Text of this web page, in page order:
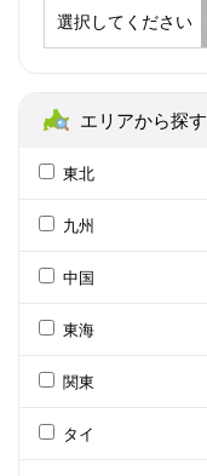
選択してください
エリアから探す
東北
九州
中国
東海
関東
タイ